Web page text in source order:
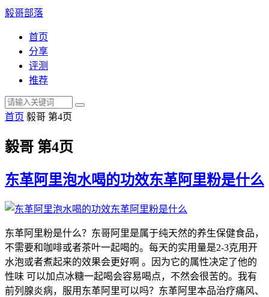
毅哥部落
首页
分享
评测
推荐
首页 毅哥 第4页
毅哥 第4页
东革阿里泡水喝的功效东革阿里粉是什么
东革阿里粉是什么？东哥阿里是属于纯天然的养生保健食品，
不需要和咖啡或者茶叶一起喝的。每天的实用量是2-3克用开
水泡或者煮起来的效果会更好啊 。因为它的属性决定了他的
性味 可以加点冰糖一起喝会容易喝点，不然会很苦的。我有
前列腺炎病，服用东革阿里可以吗？东革阿里本品治疗痛风、